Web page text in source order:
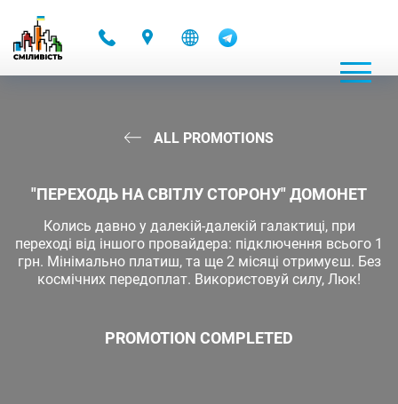
ALL PROMOTIONS
"ПЕРЕХОДЬ НА СВІТЛУ СТОРОНУ" ДОМОНЕТ
Колись давно у далекій-далекій галактиці, при
переході від іншого провайдера: підключення всього 1
грн. Мінімально платиш, та ще 2 місяці отримуєш. Без
космічних передоплат. Використовуй силу, Люк!
PROMOTION COMPLETED